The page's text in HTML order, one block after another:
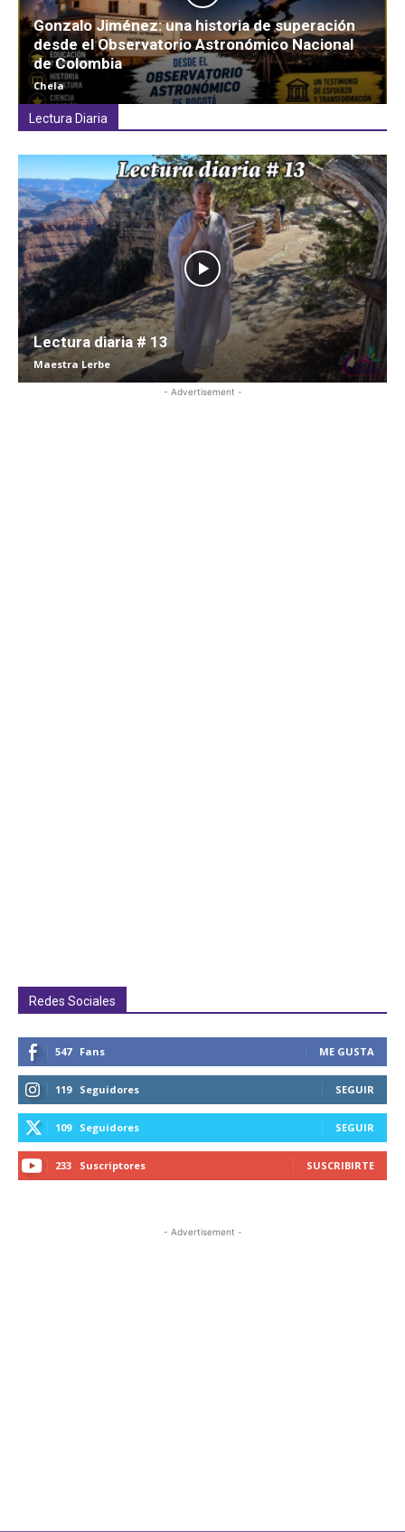
Gonzalo Jiménez: una historia de superación
desde el Observatorio Astronómico Nacional
de Colombia
Chela
Lectura Diaria
Lectura diaria # 13
Maestra Lerbe
- Advertisement -
Redes Sociales
547 Fans ME GUSTA
119 Seguidores SEGUIR
109 Seguidores SEGUIR
233 Suscriptores SUSCRIBIRTE
- Advertisement -